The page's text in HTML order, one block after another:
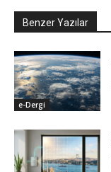
Benzer Yazılar
e-Dergi